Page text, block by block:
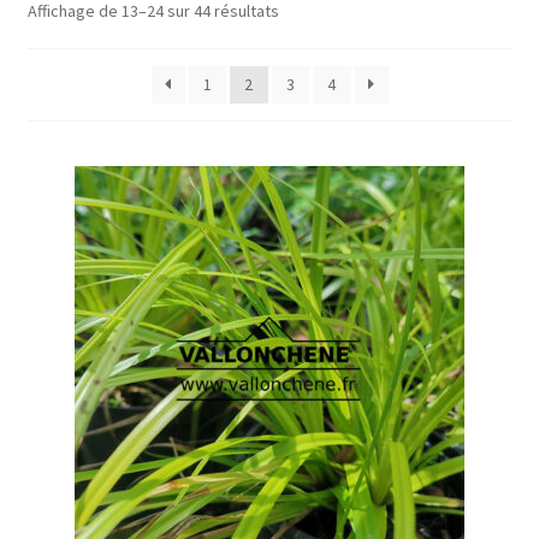
Affichage de 13–24 sur 44 résultats
1 2 3 4